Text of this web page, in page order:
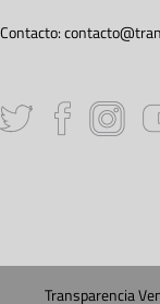
Contacto:
Transparencia